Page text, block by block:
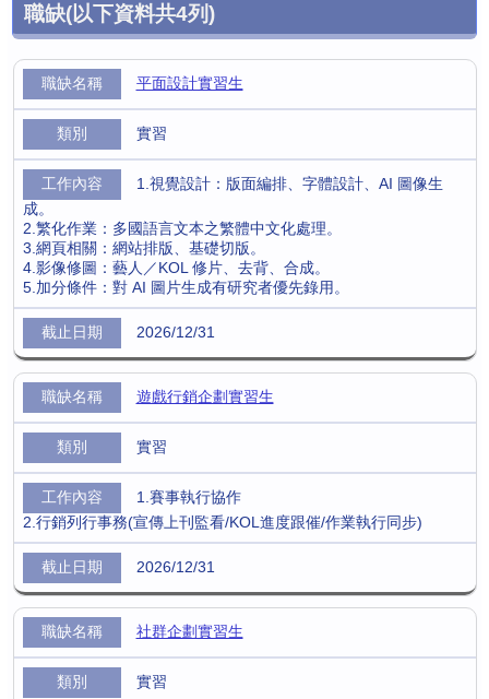
職缺(以下資料共4列)
平面設計實習生
實習
1.視覺設計：版面編排、字體設計、AI 圖像生
成。
2.繁化作業：多國語言文本之繁體中文化處理。
3.網頁相關：網站排版、基礎切版。
4.影像修圖：藝人／KOL 修片、去背、合成。
5.加分條件：對 AI 圖片生成有研究者優先錄用。
2026/12/31
遊戲行銷企劃實習生
實習
1.賽事執行協作
2.行銷列行事務(宣傳上刊監看/KOL進度跟催/作業執行同步)
2026/12/31
社群企劃實習生
實習